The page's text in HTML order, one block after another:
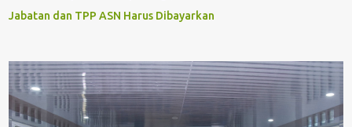
Jabatan dan TPP ASN Harus Dibayarkan